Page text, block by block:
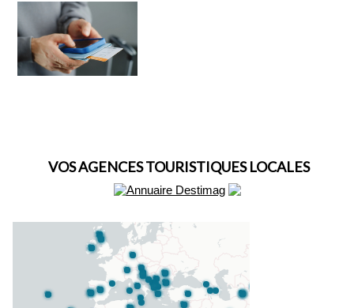
VOS AGENCES TOURISTIQUES LOCALES